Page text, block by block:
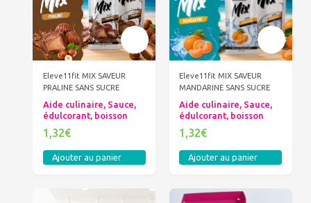
Eleve11fit MIX SAVEUR
PRALINE SANS SUCRE
Aide culinaire, Sauce,
édulcorant, boisson
1,32€
Ajouter au panier
Eleve11fit MIX SAVEUR
MANDARINE SANS SUCRE
Aide culinaire, Sauce,
édulcorant, boisson
1,32€
Ajouter au panier